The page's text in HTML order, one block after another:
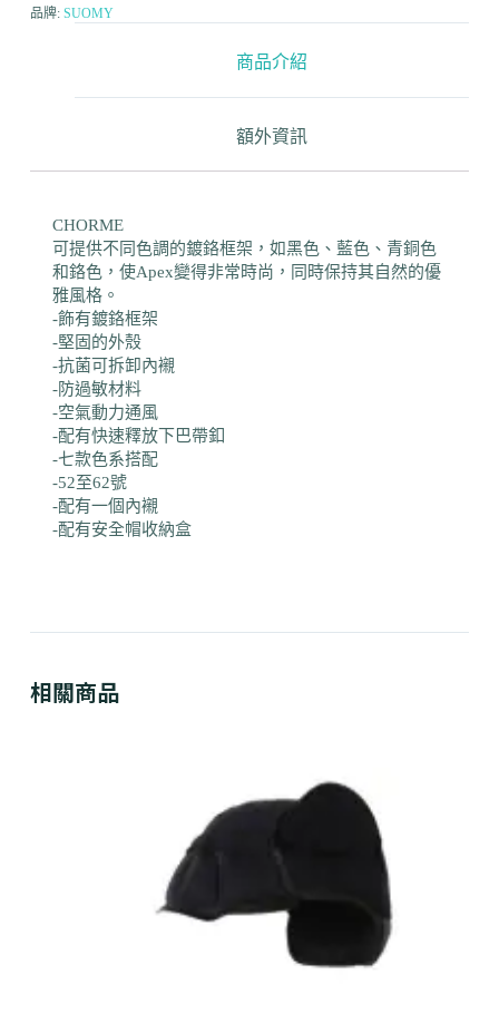
品牌: SUOMY
商品介紹
額外資訊
CHORME
可提供不同色調的鍍鉻框架，如黑色、藍色、青銅色
和鉻色，使Apex變得非常時尚，同時保持其自然的優
雅風格。
-飾有鍍鉻框架
-堅固的外殼
-抗菌可拆卸內襯
-防過敏材料
-空氣動力通風
-配有快速釋放下巴帶釦
-七款色系搭配
-52至62號
-配有一個內襯
-配有安全帽收納盒
相關商品